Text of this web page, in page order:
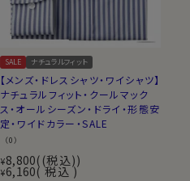
SALE ナチュラルフィット
【メンズ・ドレスシャツ・ワイシャツ】
ナチュラルフィット・クールマック
ス・オールシーズン・ドライ・形態安
定・ワイドカラー・SALE
（0）
¥8,800 (税込)
¥6,160 税込